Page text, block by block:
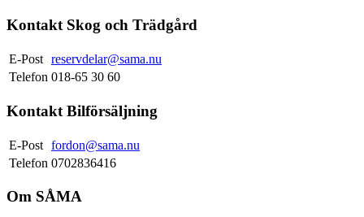
Kontakt Skog och Trädgård
E-Post reservdelar@sama.nu
Telefon 018-65 30 60
Kontakt Bilförsäljning
E-Post fordon@sama.nu
Telefon 0702836416
Om SÅMA